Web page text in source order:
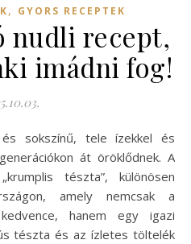
, GYORS RECEPTEK
nudli recept,
imádni fog!
át öröklődnek. A
tészta”, különösen
amely nemcsak a
kedvence, hanem egy igazi
tészta és az ízletes töltelék